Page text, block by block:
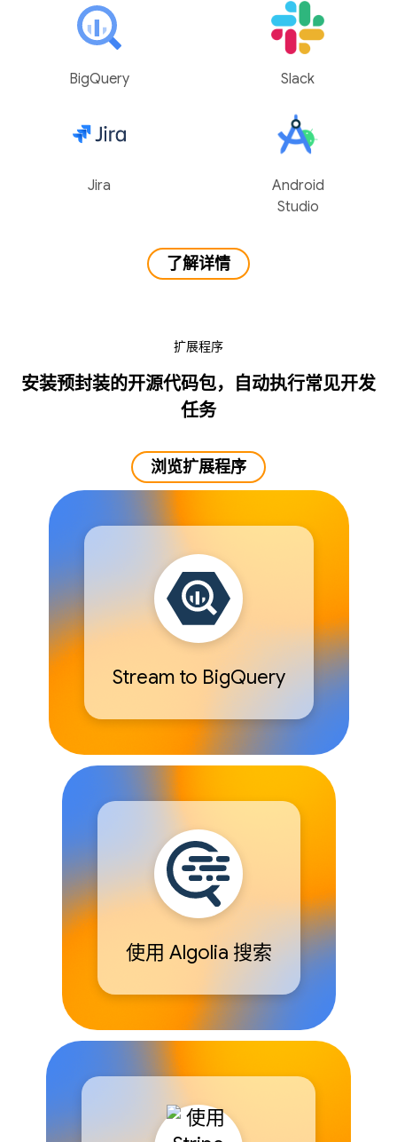
BigQuery Slack
Jira
Android
Studio
了解详情
扩展程序
安装预封装的开源代码包，自动执行常见开发
任务
浏览扩展程序
Stream to BigQuery
使用 Algolia 搜索